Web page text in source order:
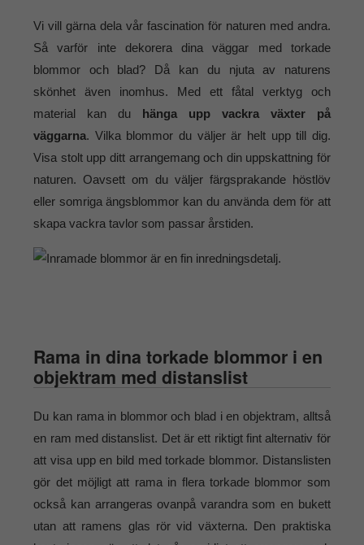
Vi vill gärna dela vår fascination för naturen med andra.
Så varför inte dekorera dina väggar med torkade
blommor och blad? Då kan du njuta av naturens
skönhet även inomhus. Med ett fåtal verktyg och
material kan du hänga upp vackra växter på
väggarna. Vilka blommor du väljer är helt upp till dig.
Visa stolt upp ditt arrangemang och din uppskattning för
naturen. Oavsett om du väljer färgsprakande höstlöv
eller somriga ängsblommor kan du använda dem för att
skapa vackra tavlor som passar årstiden.
Rama in dina torkade blommor i en
objektram med distanslist
Du kan rama in blommor och blad i en objektram, alltså
en ram med distanslist. Det är ett riktigt fint alternativ för
att visa upp en bild med torkade blommor. Distanslisten
gör det möjligt att rama in flera torkade blommor som
också kan arrangeras ovanpå varandra som en bukett
utan att ramens glas rör vid växterna. Den praktiska